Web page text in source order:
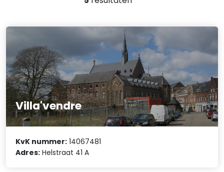
Villa'vendre
KvK nummer: 14067481
Adres: Helstraat 41 A